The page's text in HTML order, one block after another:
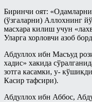
Биринчи оят:
(ўзгаларни) Аллохнинг
масхара килиш учун
Уларга хорловчи азоб
Абдуллох ибн Масъуд
хадис» хакида
зотга касамки, у-
Касир тафсири).
Абдуллох ибн Аббос,